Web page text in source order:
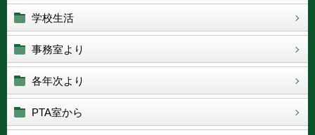
学校生活
事務室より
各年次より
PTA室から